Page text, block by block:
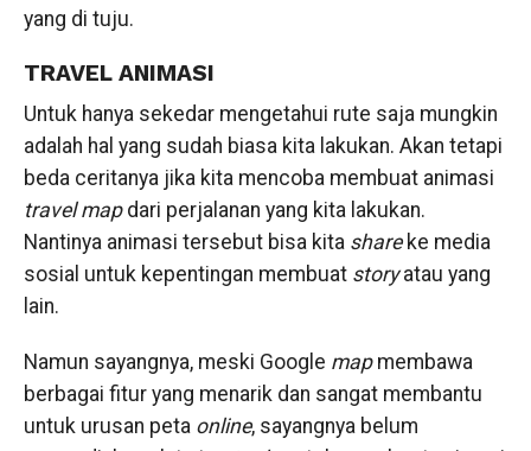
yang di tuju.
TRAVEL ANIMASI
Untuk hanya sekedar mengetahui rute saja mungkin
adalah hal yang sudah biasa kita lakukan. Akan tetapi
beda ceritanya jika kita mencoba membuat animasi
travel mapdari perjalanan yang kita lakukan.
Nantinya animasi tersebut bisa kita shareke media
sosial untuk kepentingan membuat storyatau yang
lain.
Namun sayangnya, meski Google mapmembawa
berbagai fitur yang menarik dan sangat membantu
untuk urusan peta online, sayangnya belum